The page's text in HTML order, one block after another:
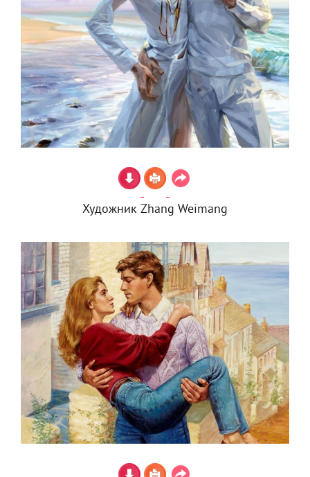
Художник Zhang Weimang